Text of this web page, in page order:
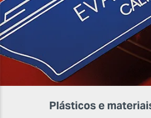
Plásticos e